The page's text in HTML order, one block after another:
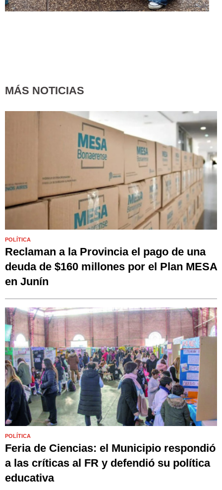
MÁS NOTICIAS
POLÍTICA
Reclaman a la Provincia el pago de una
deuda de $160 millones por el Plan MESA
en Junín
POLÍTICA
Feria de Ciencias: el Municipio respondió
a las críticas al FR y defendió su política
educativa